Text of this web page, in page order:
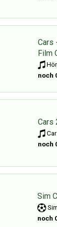
Cars
Film
noch
Cars
noch
Sim
noch